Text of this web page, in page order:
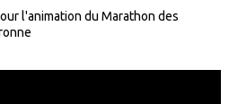
l'animation du Marathon des